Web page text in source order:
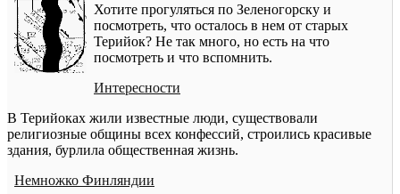
Хотите прогуляться по Зеленогорску и
посмотреть, что осталось в нем от старых
Терийок? Не так много, но есть на что
посмотреть и что вспомнить.
Интересности
В Терийоках жили известные люди, существовали
религиозные общины всех конфессий, строились красивые
здания, бурлила общественная жизнь.
Немножко Финляндии